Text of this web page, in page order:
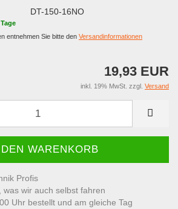
DT-150-16NO
entnehmen Sie bitte den Versandinformationen
19,93 EUR
inkl. 19% MwSt. zzgl. Versand
Profis
was wir auch selbst fahren
Uhr bestellt und am gleiche Tag